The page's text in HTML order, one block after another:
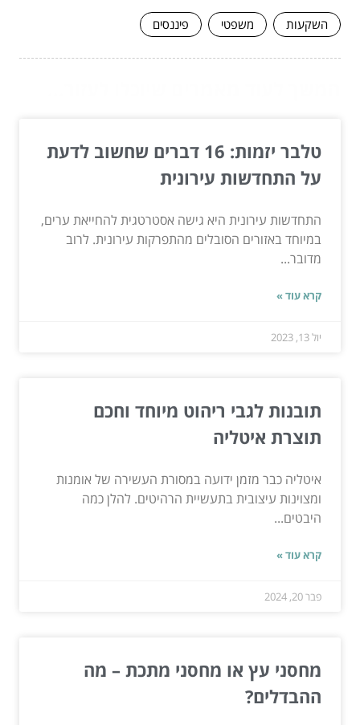
השקעות משפטי פיננסים
טלבר יזמות: 16 דברים שחשוב לדעת
על התחדשות עירונית
התחדשות עירונית היא גישה אסטרטגית להחייאת ערים,
במיוחד באזורים הסובלים מהתפרקות עירונית. לרוב
מדובר...
קרא עוד »
יול 13, 2023
תובנות לגבי ריהוט מיוחד וחכם
תוצרת איטליה
איטליה כבר מזמן ידועה במסורת העשירה של אומנות
ומצוינות עיצובית בתעשיית הרהיטים. להלן כמה
היבטים...
קרא עוד »
פבר 20, 2024
מחסני עץ או מחסני מתכת – מה
ההבדלים?